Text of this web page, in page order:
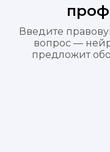
Введите
вопрос —
предложит